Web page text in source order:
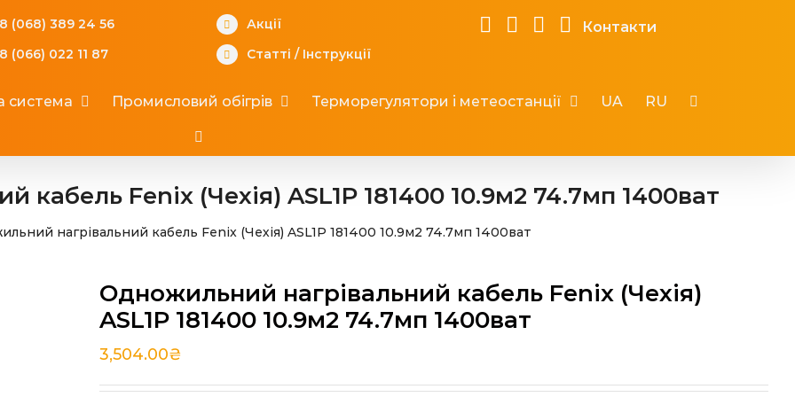
(068) 389 24 56
(066) 022 11 87
Акції
Статті / Інструкції
Контакти
система Промисловий обігрів Терморегулятори і метеостанції UA RU
кабель Fenix (Чехія) ASL1P 181400 10.9м2 74.7мп 1400ват
нагрівальний кабель Fenix (Чехія) ASL1P 181400 10.9м2 74.7мп 1400ват
Одножильний нагрівальний кабель Fenix (Чехія)
ASL1P 181400 10.9м2 74.7мп 1400ват
3,504.00₴